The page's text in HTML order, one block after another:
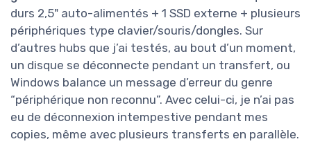
durs 2,5" auto-alimentés + 1 SSD externe + plusieurs
périphériques type clavier/souris/dongles. Sur
d’autres hubs que j’ai testés, au bout d’un moment,
un disque se déconnecte pendant un transfert, ou
Windows balance un message d’erreur du genre
“périphérique non reconnu”. Avec celui-ci, je n’ai pas
eu de déconnexion intempestive pendant mes
copies, même avec plusieurs transferts en parallèle.